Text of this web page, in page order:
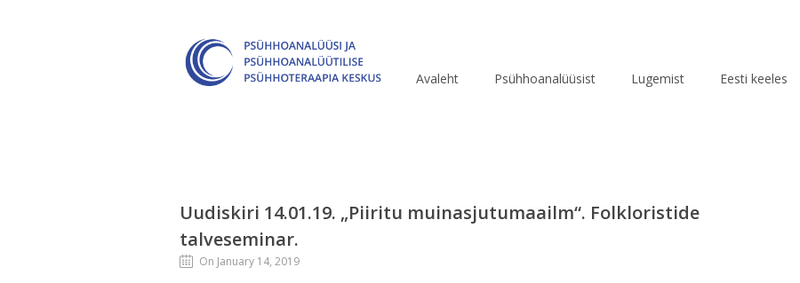
Avaleht Psühhoanalüüsist Lugemist Eesti keeles
Uudiskiri 14.01.19. „Piiritu muinasjutumaailm“. Folkloristide
talveseminar.
On January 14, 2019